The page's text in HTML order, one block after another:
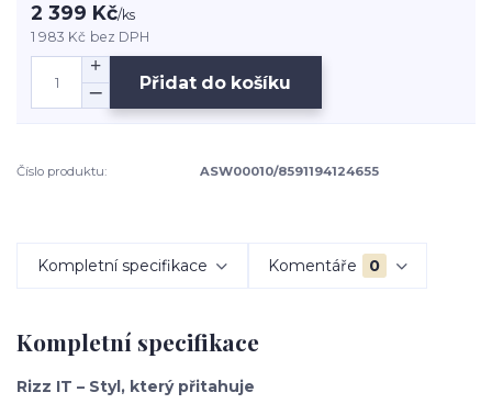
2 399 Kč/ks
1 983 Kč bez DPH
Přidat do košíku
Číslo produktu: ASW00010/8591194124655
Kompletní specifikace Komentáře 0
Kompletní specifikace
Rizz IT – Styl, který přitahuje